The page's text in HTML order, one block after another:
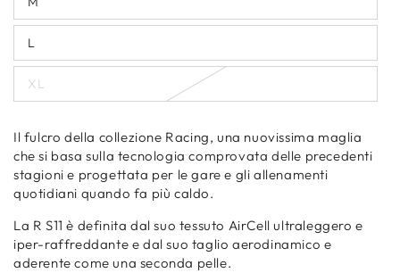
non
disponibile
Variante
esaurita
non
disponibile
L
Variante
esaurita
non
disponibile
XL
Variante
esaurita
disponibile
Il fulcro della collezione Racing, una nuovissima maglia
che si basa sulla tecnologia comprovata delle precedenti
stagioni e progettata per le gare e gli allenamenti
quotidiani quando fa più caldo.
La R S11 è definita dal suo tessuto AirCell ultraleggero e
iper-raffreddante e dal suo taglio aerodinamico e
aderente come una seconda pelle.